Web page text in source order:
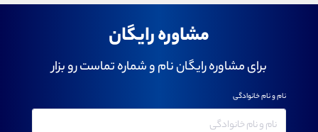
مشاوره رایگان
برای مشاوره رایگان نام و شماره تماست رو بزار
نام و نام خانوادگی